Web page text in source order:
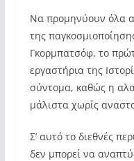
Να προμηνύουν όλα
της
Γκορμπατσόφ, το
εργαστήρια της
σύντομα, καθώς η
μάλιστα χωρίς
Σ’ αυτό το διεθνές
δεν μπορεί να